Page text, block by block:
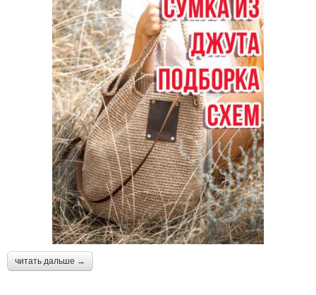
читать дальше →